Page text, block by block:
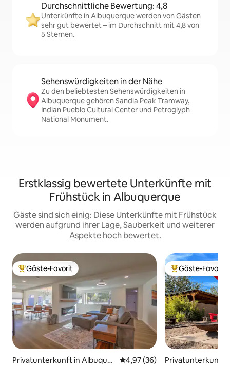
Durchschnittliche Bewertung: 4,8
Unterkünfte in Albuquerque werden von Gästen
sehr gut bewertet – im Durchschnitt mit 4,8 von
5 Sternen.
Sehenswürdigkeiten in der Nähe
Zu den beliebtesten Sehenswürdigkeiten in
Albuquerque gehören Sandia Peak Tramway,
Indian Pueblo Cultural Center und Petroglyph
National Monument.
Erstklassig bewertete Unterkünfte mit
Frühstück in Albuquerque
Gäste sind sich einig: Diese Unterkünfte mit Frühstück
werden aufgrund ihrer Lage, Sauberkeit und weiterer
Aspekte hoch bewertet.
Beliebter Gäste-Favorit.
Gäste-Favorit
Privatunterkunft in Albuquer
Durchschnittliche Bewertung:
4,97 (36)
Beliebter Gäste-
Gäste-Favorit
Privatunterkunft